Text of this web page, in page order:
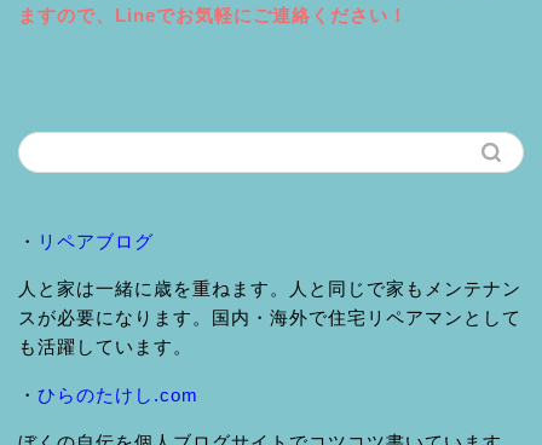
ますので、Lineでお気軽にご連絡ください！
・ リペアブログ
人と家は一緒に歳を重ねます。人と同じで家もメンテナン
スが必要になります。国内・海外で住宅リペアマンとして
も活躍しています。
・ ひらのたけし.com